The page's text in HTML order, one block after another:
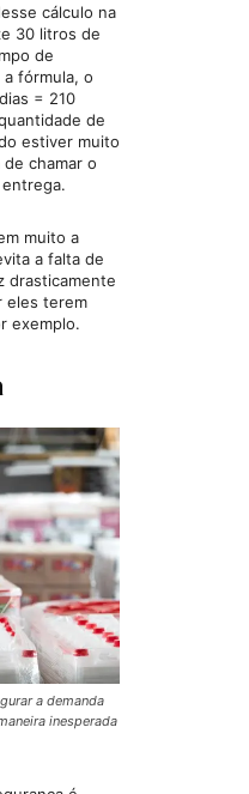
cálculo na
30 litros de
de
fórmula, o
= 210
de
estiver muito
chamar o
muito a
a falta de
drasticamente
eles terem
exemplo.
a demanda
inesperada